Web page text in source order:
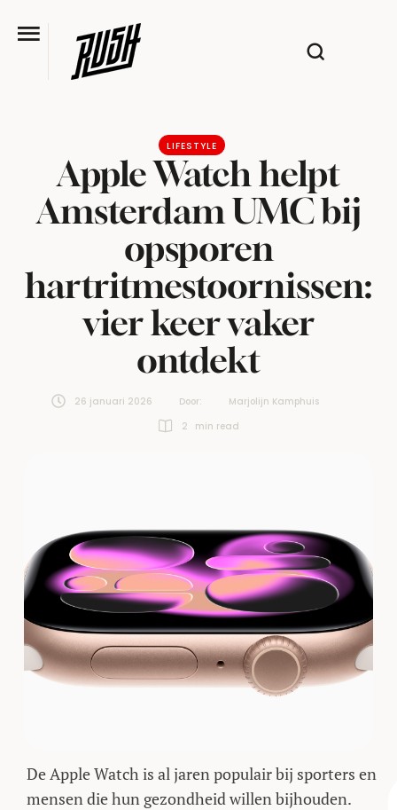
LIFESTYLE
Apple Watch helpt
Amsterdam UMC bij
opsporen
hartritmestoornissen:
vier keer vaker
ontdekt
26 januari 2026 Door:
Marjolijn Kamphuis
2
min read
De Apple Watch is al jaren populair bij sporters en
mensen die hun gezondheid willen bijhouden.